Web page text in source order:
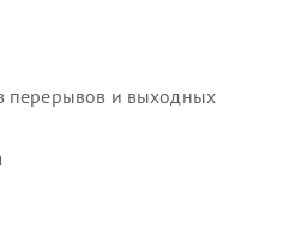
перерывов и выходных